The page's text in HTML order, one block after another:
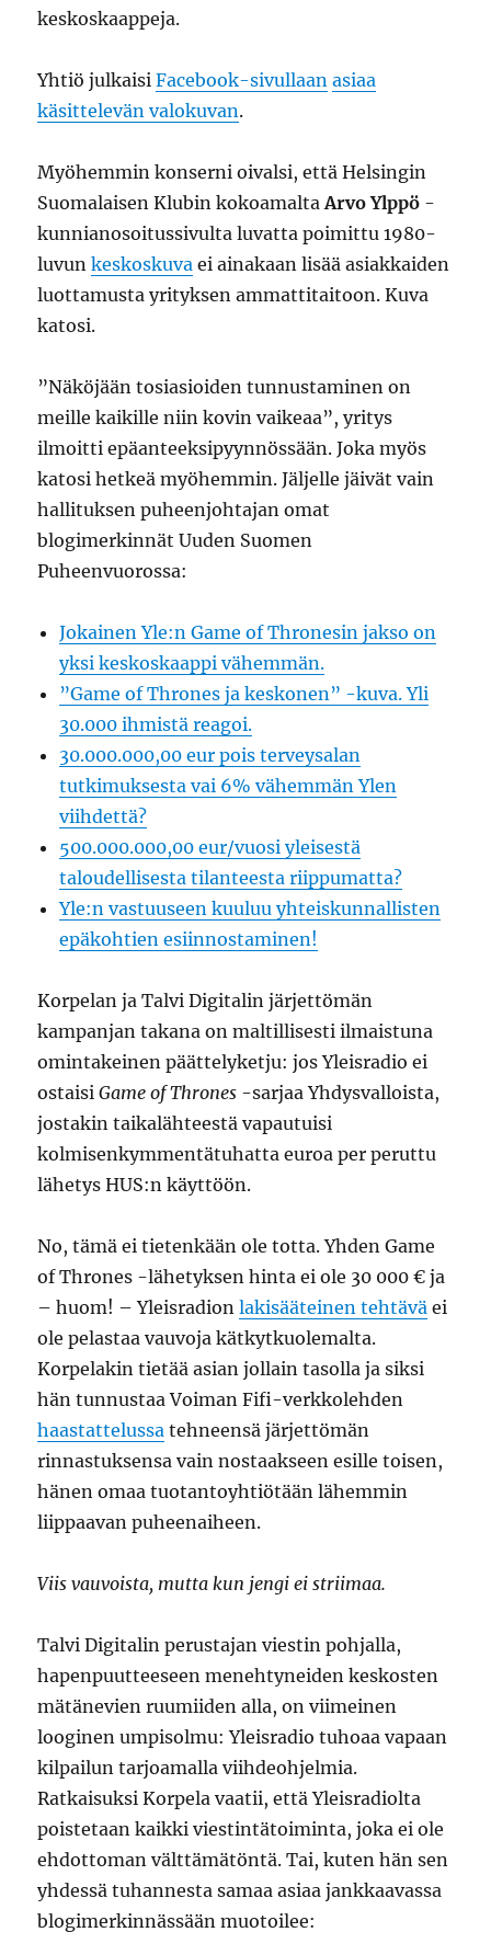
keskoskaappeja.
Yhtiö julkaisiFacebook-sivullaan asiaa
käsittelevän valokuvan.
Myöhemmin konserni oivalsi, että Helsingin
Suomalaisen Klubin kokoamaltaArvo Ylppö -
kunnianosoitussivulta luvatta poimittu 1980-
luvunkeskoskuva ei ainakaan lisää asiakkaiden
luottamusta yrityksen ammattitaitoon. Kuva
katosi.
”Näköjään tosiasioiden tunnustaminen on
meille kaikille niin kovin vaikeaa”, yritys
ilmoitti epäanteeksipyynnössään. Joka myös
katosi hetkeä myöhemmin. Jäljelle jäivät vain
hallituksen puheenjohtajan omat
blogimerkinnät Uuden Suomen
Puheenvuorossa:
Jokainen Yle:n Game of Thronesin jakso on
yksi keskoskaappi vähemmän.
”Game of Thrones ja keskonen” -kuva. Yli
30.000 ihmistä reagoi.
30.000.000,00 eur pois terveysalan
tutkimuksesta vai 6% vähemmän Ylen
viihdettä?
500.000.000,00 eur/vuosi yleisestä
taloudellisesta tilanteesta riippumatta?
Yle:n vastuuseen kuuluu yhteiskunnallisten
epäkohtien esiinnostaminen!
Korpelan ja Talvi Digitalin järjettömän
kampanjan takana on maltillisesti ilmaistuna
omintakeinen päättelyketju: jos Yleisradio ei
ostaisiGame of Thrones -sarjaa Yhdysvalloista,
jostakin taikalähteestä vapautuisi
kolmisenkymmentätuhatta euroa per peruttu
lähetys HUS:n käyttöön.
No, tämä ei tietenkään ole totta. Yhden Game
of Thrones -lähetyksen hinta ei ole 30 000 € ja
– huom! – Yleisradionlakisääteinen tehtävä ei
ole pelastaa vauvoja kätkytkuolemalta.
Korpelakin tietää asian jollain tasolla ja siksi
hän tunnustaa Voiman Fifi-verkkolehden
haastattelussa tehneensä järjettömän
rinnastuksensa vain nostaakseen esille toisen,
hänen omaa tuotantoyhtiötään lähemmin
liippaavan puheenaiheen.
Viis vauvoista, mutta kun jengi ei striimaa.
Talvi Digitalin perustajan viestin pohjalla,
hapenpuutteeseen menehtyneiden keskosten
mätänevien ruumiiden alla, on viimeinen
looginen umpisolmu: Yleisradio tuhoaa vapaan
kilpailun tarjoamalla viihdeohjelmia.
Ratkaisuksi Korpela vaatii, että Yleisradiolta
poistetaan kaikki viestintätoiminta, joka ei ole
ehdottoman välttämätöntä. Tai, kuten hän sen
yhdessä tuhannesta samaa asiaa jankkaavassa
blogimerkinnässään muotoilee: